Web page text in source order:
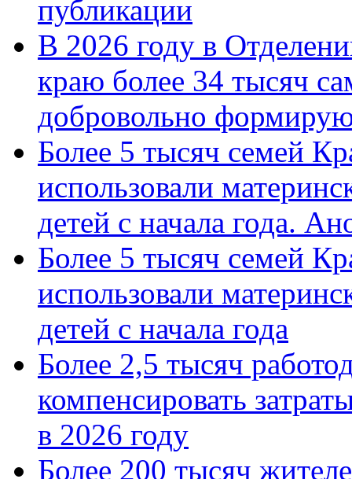
публикации
В 2026 году в
краю более 34 тысяч
добровольно
Более 5 тысяч семей
использовали
детей с начала года.
Более 5 тысяч семей
использовали
детей с начала года
Более 2,5 тысяч
компенсировать
в 2026 году
Более 200 тысяч